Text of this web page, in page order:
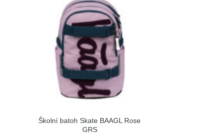
Školní batoh Skate BAAGL Rose
GRS